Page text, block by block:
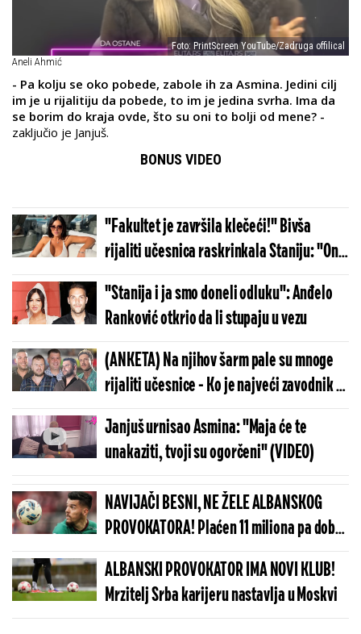
Foto: PrintScreen YouTube/Zadruga offilical
Aneli Ahmić
- Pa kolju se oko pobede, zabole ih za Asmina. Jedini cilj
im je u rijalitiju da pobede, to im je jedina svrha. Ima da
se borim do kraja ovde, što su oni to bolji od mene? -
zaključio je Janjuš.
BONUS VIDEO
"Fakultet je završila klečeći!" Bivša
rijaliti učesnica raskrinkala Staniju: "Ona
je prostitutka"
"Stanija i ja smo doneli odluku": Anđelo
Ranković otkrio da li stupaju u vezu
(ANKETA) Na njihov šarm pale su mnoge
rijaliti učesnice - Ko je najveći zavodnik u
Eliti?
Janjuš urnisao Asmina: "Maja će te
unakaziti, tvoji su ogorčeni" (VIDEO)
NAVIJAČI BESNI, NE ŽELE ALBANSKOG
PROVOKATORA! Plaćen 11 miliona pa dobio
brutalnu poruku
ALBANSKI PROVOKATOR IMA NOVI KLUB!
Mrzitelj Srba karijeru nastavlja u Moskvi